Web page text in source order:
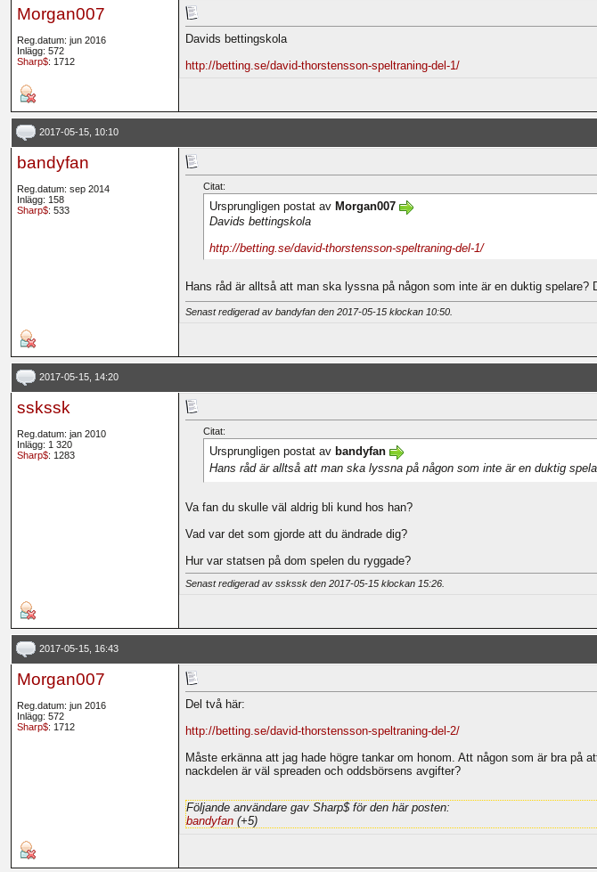
Morgan007
Reg.datum: jun 2016
Inlägg: 572
Sharp$: 1712
Davids bettingskola
http://betting.se/david-thorstensson-speltraning-del-1/
2017-05-15, 10:10
bandyfan
Reg.datum: sep 2014
Inlägg: 158
Sharp$: 533
Citat:
Ursprungligen postat av Morgan007
Davids bettingskola
http://betting.se/david-thorstensson-speltraning-del-1/
Hans råd är alltså att man ska lyssna på någon som inte är en duktig
Senast redigerad av bandyfan den 2017-05-15 klockan 10:50.
2017-05-15, 14:20
sskssk
Reg.datum: jan 2010
Inlägg: 1 320
Sharp$: 1283
Citat:
Ursprungligen postat av bandyfan
Hans råd är alltså att man ska lyssna på någon som inte är en duktig
Va fan du skulle väl aldrig bli kund hos han?
Vad var det som gjorde att du ändrade dig?
Hur var statsen på dom spelen du ryggade?
Senast redigerad av sskssk den 2017-05-15 klockan 15:26.
2017-05-15, 16:43
Morgan007
Reg.datum: jun 2016
Inlägg: 572
Sharp$: 1712
Del två här:
http://betting.se/david-thorstensson-speltraning-del-2/
Måste erkänna att jag hade högre tankar om honom. Att någon som är bra
nackdelen är väl spreaden och oddsbörsens avgifter?
Följande användare gav Sharp$ för den här posten:
bandyfan(+5)